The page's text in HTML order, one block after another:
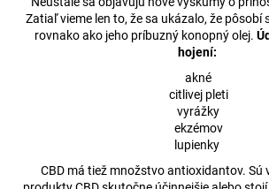
Zatiaľ vieme len to, že sa ukázalo, že pôsobí
rovnako ako jeho príbuzný konopný olej.
hojení:
akné
citlivej pleti
vyrážky
ekzémov
lupienky
CBD má tiež množstvo antioxidantov. Sú
?